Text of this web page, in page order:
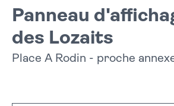
Panneau
des Lozaits
Place A Rodin - proche